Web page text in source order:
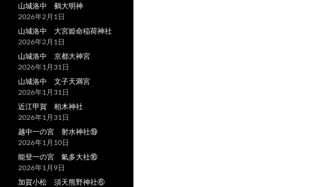
山城洛中 鵺大明神
2026年2月1日
山城洛中 大宮姫命稲荷神社
2026年2月1日
山城洛中 京都大神宮
2026年1月31日
山城洛中 文子天満宮
2026年1月31日
近江甲賀 柏木神社
2026年1月31日
越中一の宮 射水神社⑲
2026年1月10日
能登一の宮 氣多大社⑯
2026年1月9日
加賀小松 須天熊野神社⑥